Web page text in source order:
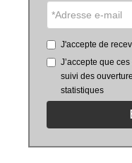
J'accepte de
J’accepte que
suivi des
statistiques